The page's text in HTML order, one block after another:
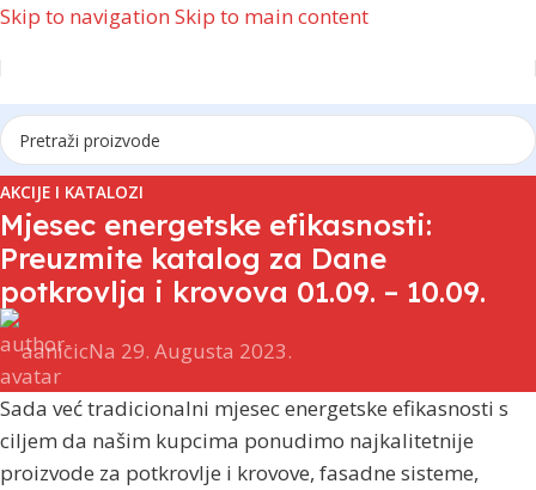
Skip to navigation Skip to main content
AKCIJE I KATALOZI
Mjesec energetske efikasnosti:
Preuzmite katalog za Dane
potkrovlja i krovova 01.09. – 10.09.
aanicicNa 29. Augusta 2023.
Sada već tradicionalni mjesec energetske efikasnosti s
ciljem da našim kupcima ponudimo najkalitetnije
proizvode za potkrovlje i krovove, fasadne sisteme,